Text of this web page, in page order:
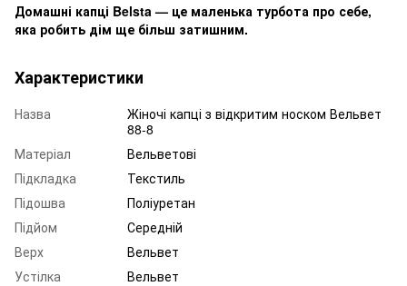
Домашні капці Belsta — це маленька турбота про себе,
яка робить дім ще більш затишним.
Характеристики
Назва
Жіночі капці з відкритим носком Вельвет
88-8
Матеріал
Вельветові
Підкладка
Текстиль
Підошва
Поліуретан
Підйом
Середній
Верх
Вельвет
Устілка
Вельвет